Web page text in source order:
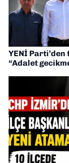
YENİ
“Adalet